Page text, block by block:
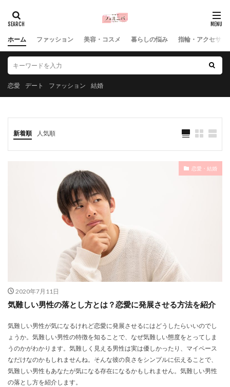
ホーム ファッション 美容・コスメ 暮らしの悩み 指輪・アクセサリ
恋愛 デート ファッション 結婚
新着順 人気順
恋愛・結婚
2020年7月11日
気難しい男性の落とし方とは？恋愛に発展させる方法を紹介
気難しい男性が気になるけれど恋愛に発展させるにはどうしたらいいのでし
ょうか。気難しい男性の特徴を知ることで、なぜ気難しい態度をとってしま
うのかがわかります。気難しく見える男性は実は優しかったり、マイペース
なだけなのかもしれませんね。そんな彼の良さをシンプルに伝えることで、
気難しい男性もあなたが気になる存在になるかもしれません。気難しい男性
の落とし方を紹介します。